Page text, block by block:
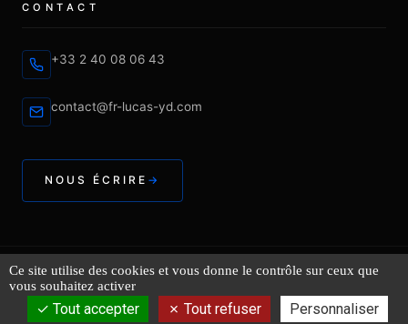
CONTACT
+33 2 40 08 06 43
contact@fr-lucas-yd.com
NOUS ÉCRIRE
© 2026 FR LUCAS. Tous droits réservés.
Mentions légalesPolitique de confidentialitéPlan du site
Site réalisé parAerial Group
Ce site utilise des cookies et vous donne le contrôle sur ceux que
vous souhaitez activer
Tout accepter Tout refuser Personnaliser